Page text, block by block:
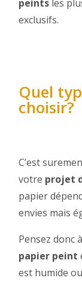
peintsles
exclusifs.
Quel
choisir?
C’est
votre projet
papier
envies mais
Pensez donc
papier peint
est humide